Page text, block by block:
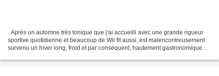
. Après un automne très tonique que j'ai accueilli avec une grande rigueur
sportive quotidienne et beaucoup de Wii fit aussi, est malencontreusement
survenu un hiver long, froid et par conséquent, hautement gastronomique